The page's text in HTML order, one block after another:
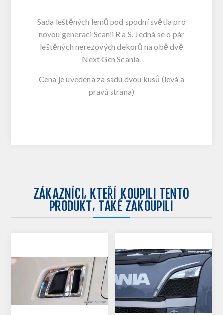
Sada leštěných lemů pod spodní světla pro
novou generaci Scanii R a S. Jedná se o pár
leštěných nerezových dekorů na obě dvě
Next Gen Scania.
Cena je uvedena za sadu dvou kusů (levá a
pravá strana)
ZÁKAZNÍCI, KTEŘÍ KOUPILI TENTO
PRODUKT, TAKÉ ZAKOUPILI